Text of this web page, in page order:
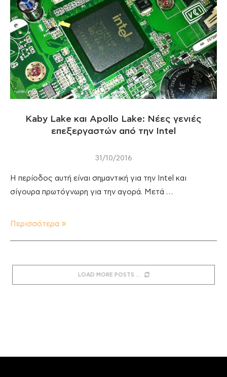
Kaby Lake και Apollo Lake: Νέες γενιές
επεξεργαστών από την Intel
31/10/2016
Η περίοδος αυτή είναι σημαντική για την Intel και
σίγουρα πρωτόγνωρη για την αγορά. Μετά …
Περισσότερα
LOAD MORE POSTS